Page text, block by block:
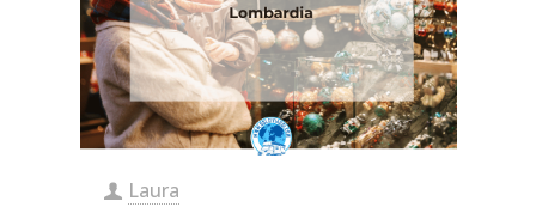
Laura